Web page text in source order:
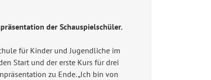
der Schauspielschüler.
für Kinder und Jugendliche im
Start und der erste Kurs für drei
zu Ende. „Ich bin von